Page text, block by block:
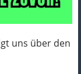
uns über den